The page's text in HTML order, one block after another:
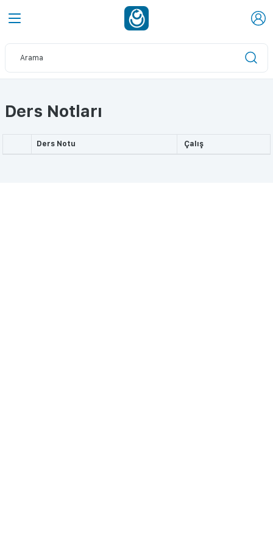
Ders Notları
Ders Notu Çalış